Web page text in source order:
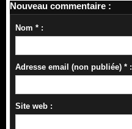
Nouveau commentaire :
Nom * :
Adresse email (non publiée) * :
Site web :